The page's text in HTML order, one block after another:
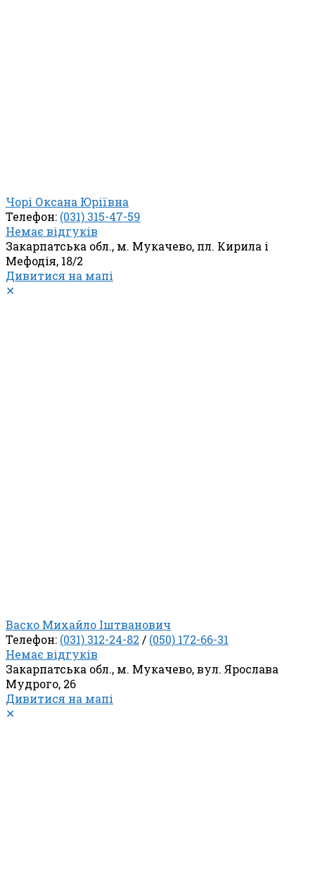
Чорі Оксана Юріївна
Телефон: (031) 315-47-59
Немає відгуків
Закарпатська обл., м. Мукачево, пл. Кирила і
Мефодія, 18/2
Дивитися на мапі
✕
Васко Михайло Іштванович
Телефон: (031) 312-24-82 / (050) 172-66-31
Немає відгуків
Закарпатська обл., м. Мукачево, вул. Ярослава
Мудрого, 26
Дивитися на мапі
✕